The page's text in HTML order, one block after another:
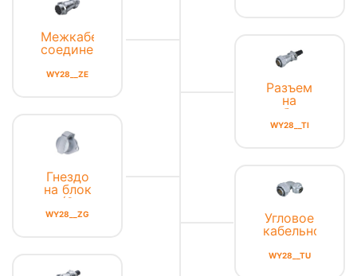
Межкабельное
соединение
WY28__ZE
Гнездо
на блок
(2
отверстия)
WY28__ZG
Разъем
на
кабель
WY28__TI
Угловое
кабельное
WY28__TU